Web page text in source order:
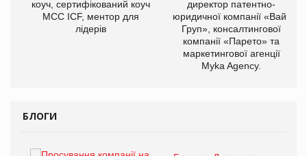
коуч, сертифікований коуч
МСС ICF, ментор для
лідерів
директор патентно-
юридичної компанії «Вайз
Груп», консалтингової
компанії «Парето» та
маркетингової агенції
Myka Agency.
БЛОГИ